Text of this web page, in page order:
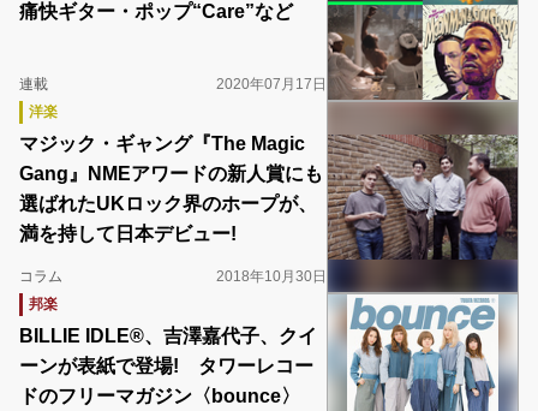
痛快ギター・ポップ“Care”など
連載
2020年07月17日
洋楽
マジック・ギャング『The Magic
Gang』NMEアワードの新人賞にも
選ばれたUKロック界のホープが、
満を持して日本デビュー!
コラム
2018年10月30日
邦楽
BILLIE IDLE®、吉澤嘉代子、クイ
ーンが表紙で登場! タワーレコー
ドのフリーマガジン〈bounce〉